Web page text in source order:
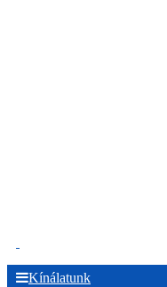
Kínálatunk